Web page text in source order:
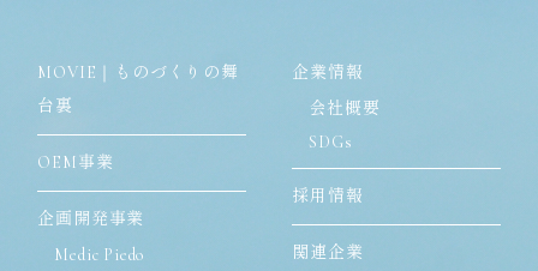
MOVIE｜ものづくりの舞
台裏
OEM事業
企画開発事業
Medic Piedo
企業情報
会社概要
SDGs
採用情報
関連企業